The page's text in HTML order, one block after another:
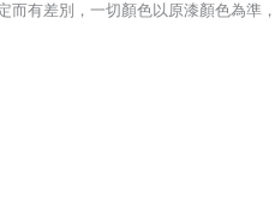
有差別，一切顏色以原漆顏色為準，